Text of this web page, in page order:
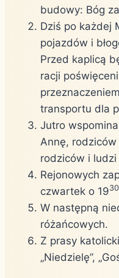
budowy: Bóg
Dziś po każdej
pojazdów i
Przed kaplicą
racji
transportu dla
Jutro
Annę,
rodziców i
Rejonowych
czwartek o 1930
W następną
różańcowych.
Z prasy
„Niedzielę”,